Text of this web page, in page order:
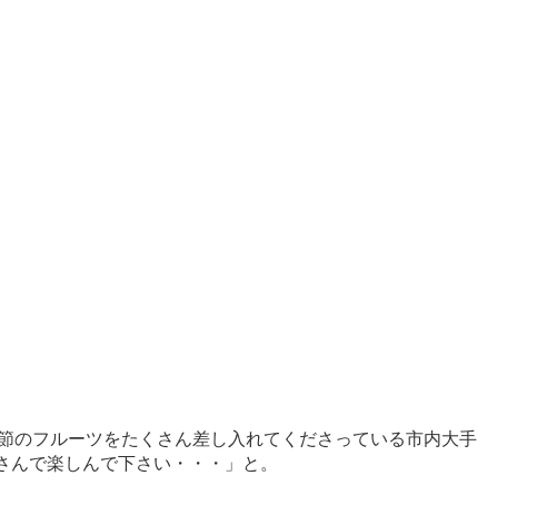
フルーツをたくさん差し入れてくださっている市内大手
で楽しんで下さい・・・」と。